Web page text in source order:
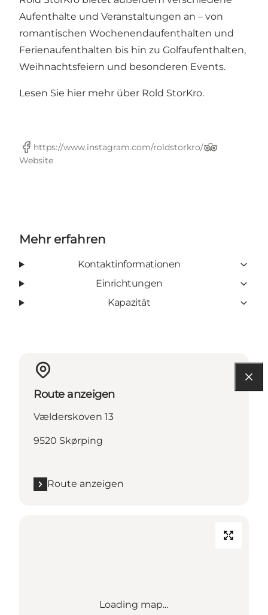
Aufenthalte und Veranstaltungen an – von
romantischen Wochenendaufenthalten und
Ferienaufenthalten bis hin zu Golfaufenthalten,
Weihnachtsfeiern und besonderen Events.
Lesen Sie hier mehr über Rold StorKro.
Facebook
https://www.instagram.com/roldstorkro/
TripAdvisor
Website
Mehr erfahren
Kontaktinformationen
Einrichtungen
Kapazität
Route anzeigen
Vælderskoven 13
9520 Skørping
Route anzeigen
Loading map...